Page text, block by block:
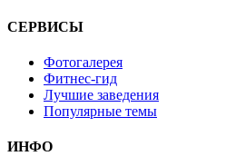
СЕРВИСЫ
Фотогалерея
Фитнес-гид
Лучшие заведения
Популярные темы
ИНФО